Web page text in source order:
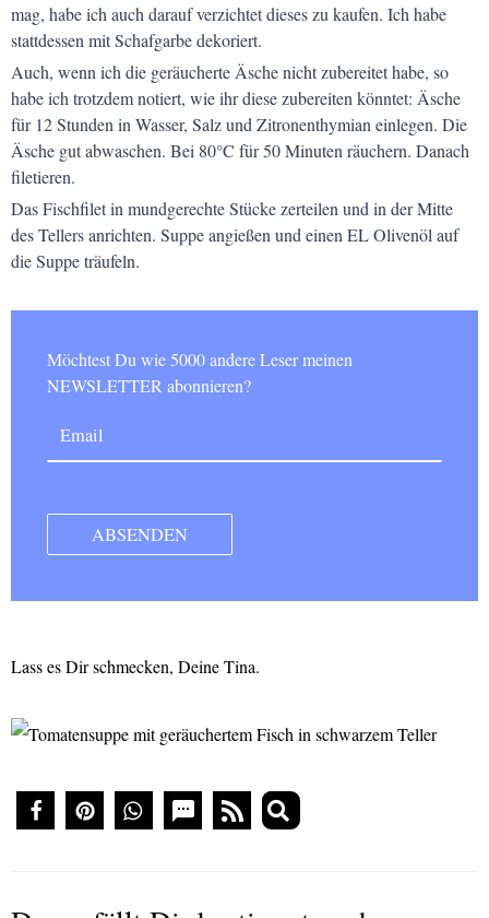
mag, habe ich auch darauf verzichtet dieses zu kaufen. Ich habe
stattdessen mit Schafgarbe dekoriert.
Auch, wenn ich die geräucherte Äsche nicht zubereitet habe, so
habe ich trotzdem notiert, wie ihr diese zubereiten könntet: Äsche
für 12 Stunden in Wasser, Salz und Zitronenthymian einlegen. Die
Äsche gut abwaschen. Bei 80°C für 50 Minuten räuchern. Danach
filetieren.
Das Fischfilet in mundgerechte Stücke zerteilen und in der Mitte
des Tellers anrichten. Suppe angießen und einen EL Olivenöl auf
die Suppe träufeln.
Möchtest Du wie 5000 andere Leser meinen
NEWSLETTER abonnieren?
Lass es Dir schmecken, Deine Tina.